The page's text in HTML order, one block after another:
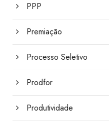
PPP
Premiação
Processo Seletivo
Prodfor
Produtividade